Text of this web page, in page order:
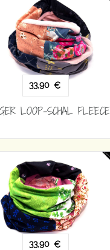
33,90 €
LOOP-SCHAL FLEECE
33,90 €